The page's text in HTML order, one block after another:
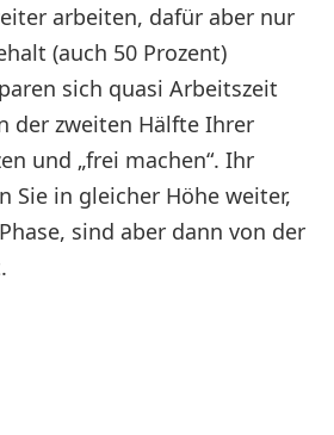
arbeiten, dafür aber nur
(auch 50 Prozent)
sich quasi Arbeitszeit
der zweiten Hälfte Ihrer
und „frei machen“. Ihr
Sie in gleicher Höhe weiter,
sind aber dann von der